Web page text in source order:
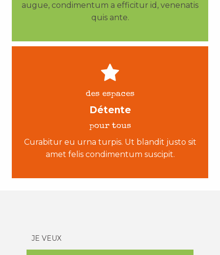
augue, condimentum a efficitur id, venenatis
quis ante.
des espaces
Détente
pour tous
Curabitur eu urna turpis. Ut blandit justo sit
amet felis condimentum suscipit.
JE VEUX